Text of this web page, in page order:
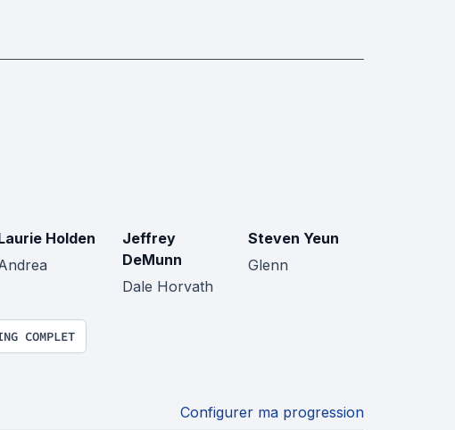
Holden
Jeffrey
DeMunn
Dale Horvath
Steven Yeun
Glenn
COMPLET
Configurer ma progression